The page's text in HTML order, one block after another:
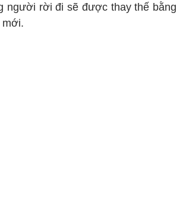
người rời đi sẽ được thay thế bằng
mới.